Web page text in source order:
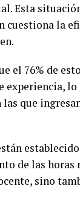
Esta
cuestiona la
el 76% de
lo
que
de las horas
sino